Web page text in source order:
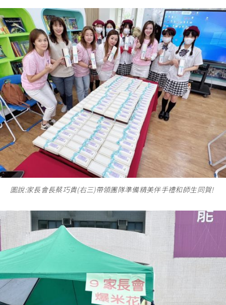
圖說:家長會長蔡巧貴(右三)帶領團隊準備精美伴手禮和師生同賀!